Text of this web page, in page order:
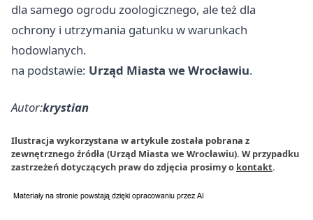
dla samego ogrodu zoologicznego, ale też dla
ochrony i utrzymania gatunku w warunkach
hodowlanych.
na podstawie: Urząd Miasta we Wrocławiu.
Autor:krystian
Ilustracja wykorzystana w artykule została pobrana z
zewnętrznego źródła (Urząd Miasta we Wrocławiu). W przypadku
zastrzeżeń dotyczących praw do zdjęcia prosimy o kontakt.